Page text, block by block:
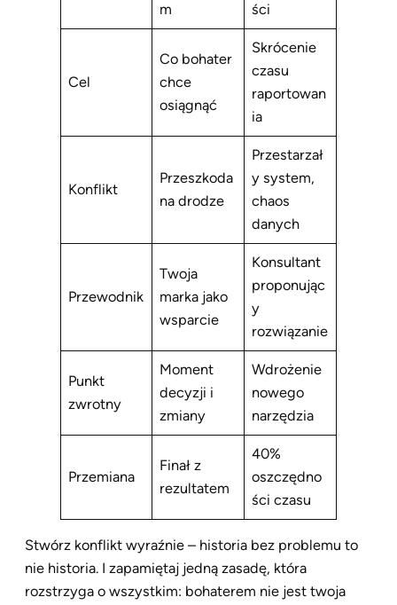
m
ści
Cel
Co bohater
chce
osiągnąć
Skrócenie
czasu
raportowan
ia
Konflikt
Przeszkoda
na drodze
Przestarzał
y system,
chaos
danych
Przewodnik
Twoja
marka jako
wsparcie
Konsultant
proponując
y
rozwiązanie
Punkt
zwrotny
Moment
decyzji i
zmiany
Wdrożenie
nowego
narzędzia
Przemiana
Finał z
rezultatem
40%
oszczędno
ści czasu
Stwórz konflikt wyraźnie – historia bez problemu to
nie historia. I zapamiętaj jedną zasadę, która
rozstrzyga o wszystkim: bohaterem nie jest twoja